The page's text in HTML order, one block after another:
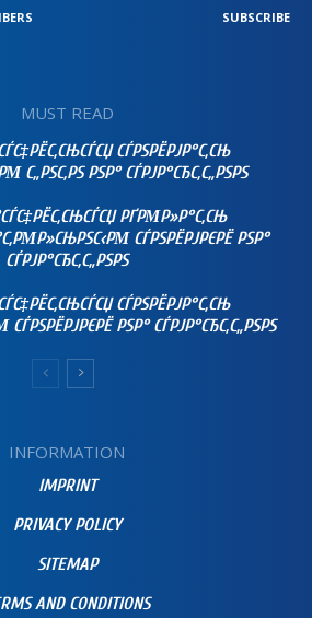
SUBSCRIBE
MUST READ
СЃРЅРЁРЈР°С‚СЊ
С„РЅС‚РЅ РЅР° СЃРЈР°СЂС‚С„РЅРЅ
РҐРΜР»Р°С‚СЊ
СЃРЅРЁРЈРЄРЁ РЅР°
СЃРЈР°СЂС‚С„РЅРЅ
СЃРЅРЁРЈР°С‚СЊ
СЃРЅРЁРЈРЄРЁ РЅР° СЃРЈР°СЂС‚С„РЅРЅ
INFORMATION
IMPRINT
PRIVACY POLICY
SITEMAP
AND CONDITIONS